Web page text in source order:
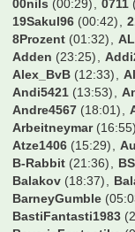
00nils (00:29) 0711
19Sakul96 (00:42)
8Prozent (01:32)
Adden (23:25)
Alex_BvB (12:33)
Andi5421 (13:53)
Andre4567 (18:01)
Arbeitneymar (16:55)
Atze1406 (15:29)
B-Rabbit (21:36)
Balakov (18:37)
BarneyGumble
BastiFantasti1983